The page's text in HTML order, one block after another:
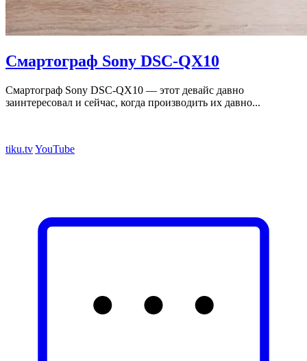
Смартограф Sony DSC-QX10
Смартограф Sony DSC-QX10 — этот девайс давно
заинтересовал и сейчас, когда производить их давно...
tiku.tvYouTube